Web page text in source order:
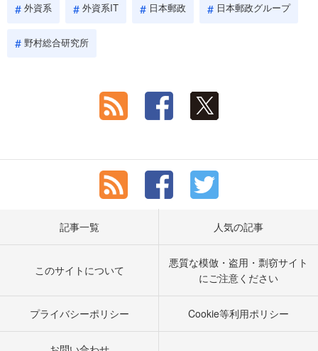
外資系 外資系IT 日本郵政 日本郵政グループ
野村総合研究所
記事一覧 人気の記事
このサイトについて
悪質な模倣・盗用・剽窃サイト
にご注意ください
プライバシーポリシー Cookie等利用ポリシー